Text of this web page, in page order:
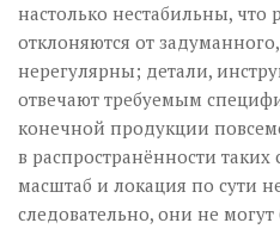
настолько нестабильны, что
отклоняются от
нерегулярны; детали,
отвечают требуемым
конечной продукции
в распространённости таких
масштаб и локация по сути
следовательно, они не